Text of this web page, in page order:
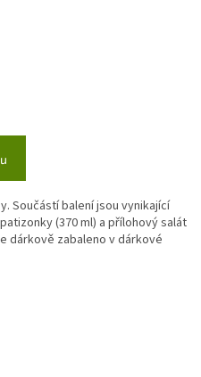
Součástí balení jsou vynikající
(370 ml) a přílohový salát
dárkově zabaleno v dárkové